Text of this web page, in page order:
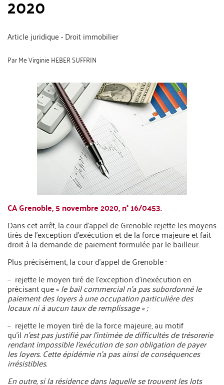
2020
Article juridique - Droit immobilier
ParMe Virginie HEBER SUFFRIN
CA Grenoble, 5 novembre 2020, n° 16/0453.
Dans cet arrêt, la cour d’appel de Grenoble rejette les moyens
tirés de l’exception d’exécution et de la force majeure et fait
droit à la demande de paiement formulée par le bailleur.
Plus précisément, la cour d’appel de Grenoble :
– rejette le moyen tiré de l’exception d’inexécution en
précisant que «le bail commercial n’a pas subordonné le
paiement des loyers à une occupation particulière des
locaux ni à aucun taux de remplissage » ;
– rejette le moyen tiré de la force majeure, au motif
qu’iln’est pas justifié par l’intimée de difficultés de trésorerie
rendant impossible l’exécution de son obligation de payer
les loyers. Cette épidémie n’a pas ainsi de conséquences
irrésistibles.
En outre, si la résidence dans laquelle se trouvent les lots